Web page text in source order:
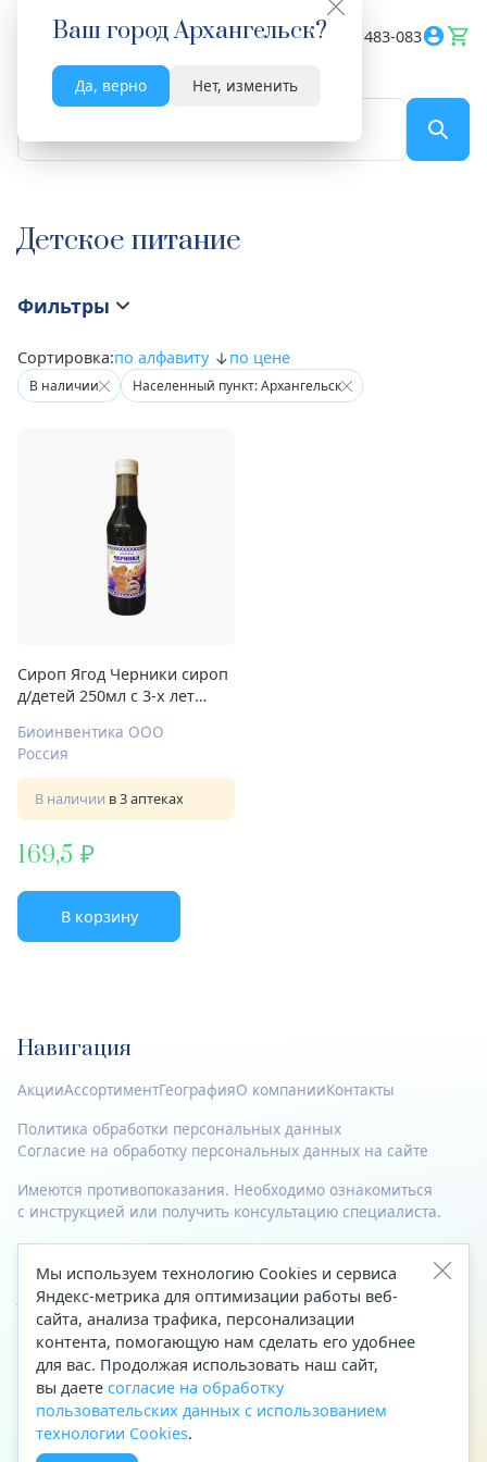
Ваш городАрхангельск?
Да, верно Нет, изменить
Весь сайт 8182 483-083
Детское питание
Фильтры
Сортировка:по алфавиту по цене
В наличии Населенный пункт: Архангельск
Сироп Ягод Черники сироп
д/детей 250мл с 3-х лет
Биоинвентика ООО
Россия
В наличии в 3 аптеках
169,5
В корзину
Навигация
АкцииАссортиментГеографияО компанииКонтакты
Политика обработки персональных данных
Согласие на обработку персональных данных на сайте
Имеются противопоказания. Необходимо ознакомиться
с инструкцией или получить консультацию специалиста.
© 2023—2026 Все права защищены.
Адрес
Архангельск, ул. Папанина, д. 19 (вход в здание со стороны
автоцентра «Тойота»)
Приемная Генерального директора
Телефон
+7 (8182) 63-60-31
Факс
+7 (8182) 68-66-71
Мы используем технологию Cookies и сервиса
Яндекс-метрика для оптимизации работы веб-
сайта, анализа трафика, персонализации
контента, помогающую нам сделать его удобнее
для вас. Продолжая использовать наш сайт,
вы даете согласие на обработку
пользовательских данных с использованием
технологии Cookies.